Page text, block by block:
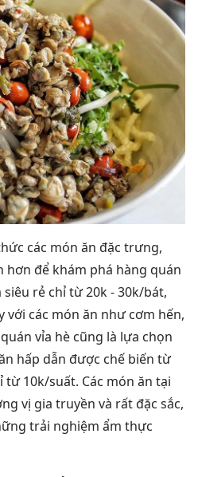
các món ăn đặc trưng,
hơn để khám phá hàng quán
rẻ chỉ từ 20k - 30k/bát,
với các món ăn như cơm hến,
vỉa hè cũng là lựa chọn
hấp dẫn được chế biến từ
10k/suất. Các món ăn tại
vị gia truyền và rất đặc sắc,
trải nghiệm ẩm thực